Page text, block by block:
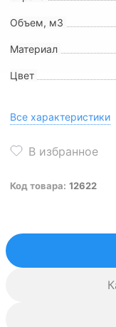
Объем, м3
Материал
Цвет
Все характеристики
Код товара: 12622